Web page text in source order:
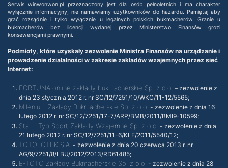
Serwis winwonwon.pl przeznaczony jest dla osób pełnoletnich i ma charakter
wyłącznie informacyjny, nie namawiamy użytkowników do hazardu. Pamiętaj aby
grać rozsądnie i tylko wyłącznie u legalnych polskich bukmacherów. Granie u
bukmacherów bez licencji wydanej przez Ministerstwo Finansów grozi
konsewencjami prawnymi.
Podmioty, które uzyskały zezwolenie Ministra Finansów na urządzanie i
prowadzenie działalności w zakresie zakładów wzajemnych przez sieć
Internet:
FORTUNA online zakłady bukmacherskie Sp. z o.o. – zezwolenie z
dnia 23 stycznia 2012 r. nr SC/12/7251/10/WKC/11-12/5565;
Milenium Zakłady Bukmacherskie Sp. z o.o. - zezwolenie z dnia 16
lutego 2012 r. nr SC/12/7251/17-7/ARP/BMB/2011/BMI9-10599;
Star - Typ Sport Zakłady Wzajemne Sp. z o.o. - zezwolenie z dnia
21 lutego 2012 r. nr SC/12/7251/11-6/KLE/2011/5540/12;
TOTOLOTEK S.A. - zezwolenie z dnia 20 czerwca 2013 r. nr
AG/9/7251/8/LBU/2012/2013/RD61485;
E-TOTO Zakłady Bukmacherskie Sp. z o.o. - zezwolenie z dnia 28